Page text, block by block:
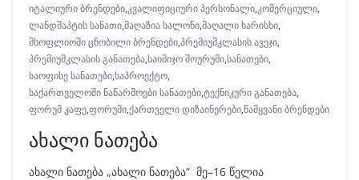
იტალიური ბრენდები,კვალიფიციური პერსონალი,კომერციული,
ლანდშაპტის სანათი,მაღაზია სალონი,მაღალი ხარისხი,
მსოფლიოში ცნობილი ბრენდები,პრემიუმკლასის ავეჯი,
პრემიუმკლასის განათება,საიმიჯო შოურუმი,სანათები,
საოფისე სანათები,საპროექტო,
საქართველოში ნაწარმოები სანათები,ტექნიკური განათება,
ფორუმ კაფე,ფორუმი,ქართველი დიზაინერები,წამყვანი ბრენდები
ახალი ნათება
ახალი ნათება „ახალი ნათება“ მე–16 წელია